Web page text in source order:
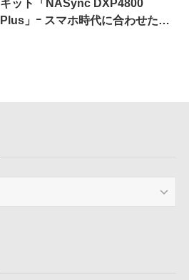
キット「NASync DXP4800
Plus」ｰ スマホ時代に合わせた設